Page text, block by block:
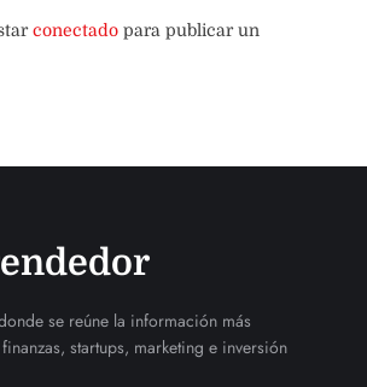
conectado para publicar un
se reúne la información más
startups, marketing e inversión